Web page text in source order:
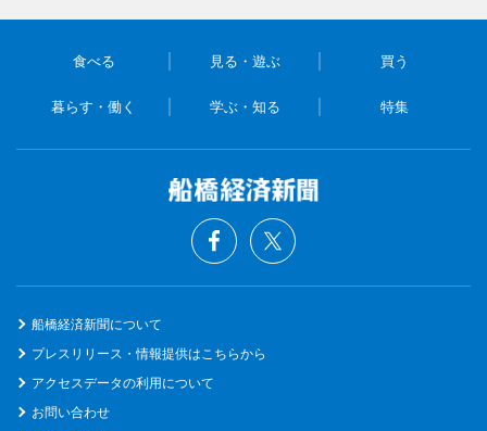
食べる 見る・遊ぶ 買う
暮らす・働く 学ぶ・知る 特集
船橋経済新聞について
プレスリリース・情報提供はこちらから
アクセスデータの利用について
お問い合わせ